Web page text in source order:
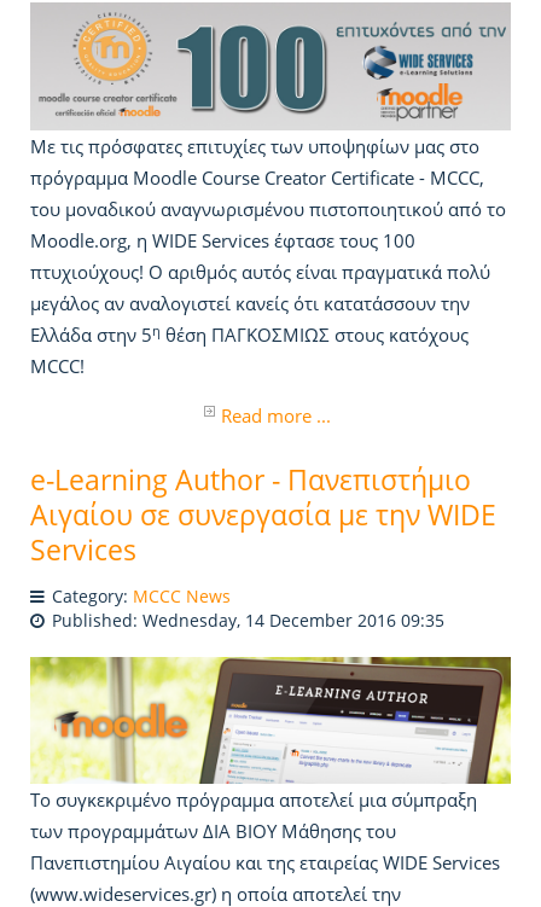
Με τις πρόσφατες επιτυχίες των υποψηφίων μας στο
πρόγραμμα Moodle Course Creator Certificate - MCCC,
του μοναδικού αναγνωρισμένου πιστοποιητικού από το
Moodle.org, η WIDE Services έφτασε τους 100
πτυχιούχους! Ο αριθμός αυτός είναι πραγματικά πολύ
μεγάλος αν αναλογιστεί κανείς ότι κατατάσσουν την
Ελλάδα στην 5η θέση ΠΑΓΚΟΣΜΙΩΣ στους κατόχους
MCCC!
Read more ...
e-Learning Author - Πανεπιστήμιο
Αιγαίου σε συνεργασία με την WIDE
Services
Category: MCCC News
Published: Wednesday, 14 December 2016 09:35
Το συγκεκριμένο πρόγραμμα αποτελεί μια σύμπραξη
των προγραμμάτων ΔΙΑ ΒΙΟΥ Μάθησης του
Πανεπιστημίου Αιγαίου και της εταιρείας WIDE Services
(www.wideservices.gr) η οποία αποτελεί την